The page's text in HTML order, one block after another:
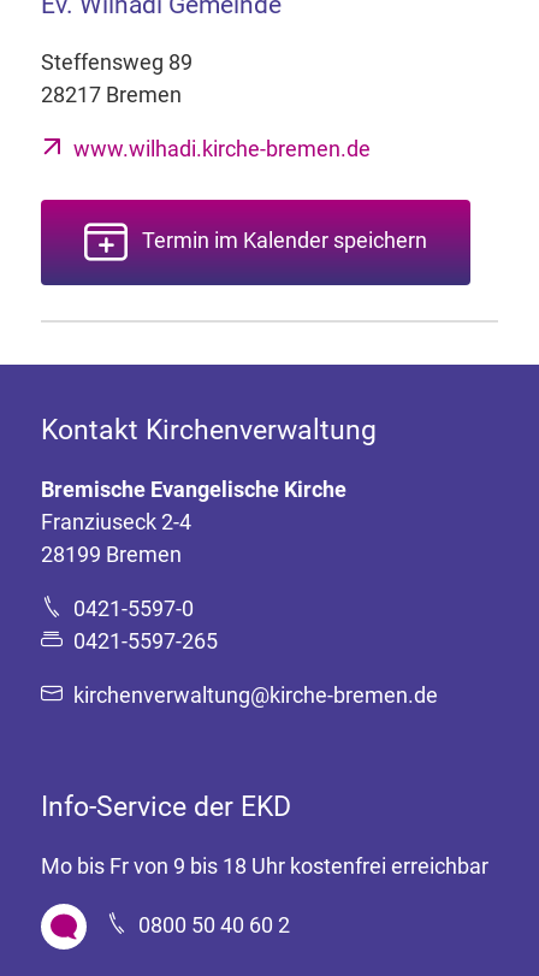
Steffensweg 89
28217 Bremen
www.wilhadi.kirche-bremen.de
Termin im Kalender speichern
Kontakt Kirchenverwaltung
Bremische Evangelische Kirche
Franziuseck 2-4
28199 Bremen
0421-5597-0
0421-5597-265
kirchenverwaltung@kirche-bremen.de
Info-Service der EKD
Mo bis Fr von 9 bis 18 Uhr kostenfrei erreichbar
0800 50 40 60 2